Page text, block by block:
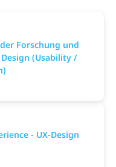
Forschung und
(Usability /
- UX-Design